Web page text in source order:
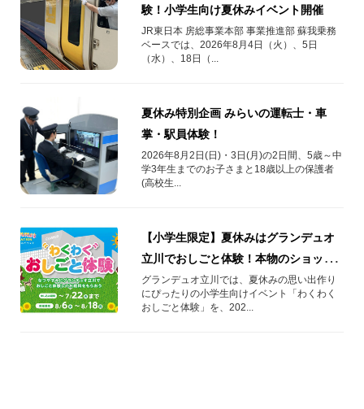
験！小学生向け夏休みイベント開催
JR東日本 房総事業本部 事業推進部 蘇我乗務
ベースでは、2026年8月4日（火）、5日
（水）、18日（...
夏休み特別企画 みらいの運転士・車
掌・駅員体験！
2026年8月2日(日)・3日(月)の2日間、5歳～中
学3年生までのお子さまと18歳以上の保護者
(高校生...
【小学生限定】夏休みはグランデュオ
立川でおしごと体験！本物のショップ
で働いてみよう♪
グランデュオ立川では、夏休みの思い出作り
にぴったりの小学生向けイベント「わくわく
おしごと体験」を、202...